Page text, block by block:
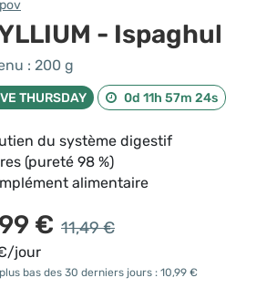
- Ispaghul
: 200 g
THURSDAY 0d 11h 57m 24s
du système digestif
(pureté 98 %)
alimentaire
€ 11,49 €
jour
bas des 30 derniers jours : 10,99 €